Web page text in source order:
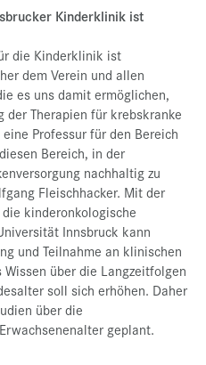
Kinderklinik ist
die Kinderklinik ist
dem Verein und allen
es uns damit ermöglichen,
der Therapien für krebskranke
Professur für den Bereich
Bereich, in der
nachhaltig zu
Fleischhacker. Mit der
kinderonkologische
Innsbruck kann
und Teilnahme an klinischen
über die Langzeitfolgen
soll sich erhöhen. Daher
über die
geplant.